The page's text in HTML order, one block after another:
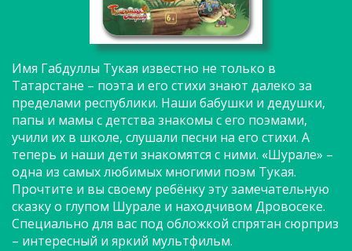
Имя Габдуллы Тукая известно не только в
Татарстане – поэта и его стихи знают далеко за
пределами республики. Наши бабушки и дедушки,
папы и мамы с детства знакомы с его поэмами,
учили их в школе, слушали песни на его стихи. А
теперь и наши дети знакомятся с ними. «Шурале» –
одна из самых любимых многими поэм Тукая.
Прочтите и вы своему ребёнку эту замечательную
сказку о глупом Шурале и находчивом Дровосеке.
Специально для вас под обложкой спрятан сюрприз
– интересный и яркий мультфильм.